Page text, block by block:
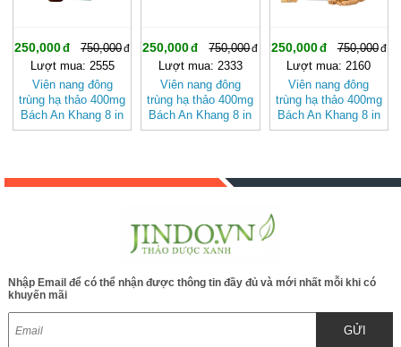
250,000
750,000
Lượt mua: 2555
Viên nang đông
trùng hạ thảo 400mg
Bách An Khang 8 in
1 đậm đặc gấp 10
đình bạn
250,000
750,000
Lượt mua: 2333
Viên nang đông
trùng hạ thảo 400mg
Bách An Khang 8 in
1 đậm đặc gấp 10
250,000
750,000
Lượt mua: 2160
Viên nang đông
trùng hạ thảo 400mg
Bách An Khang 8 in
1 đậm đặc gấp 10
đình bạn
Nhập Email để có thể nhận được thông tin đầy đủ và mới nhất mỗi khi có
khuyến mãi
GỬI